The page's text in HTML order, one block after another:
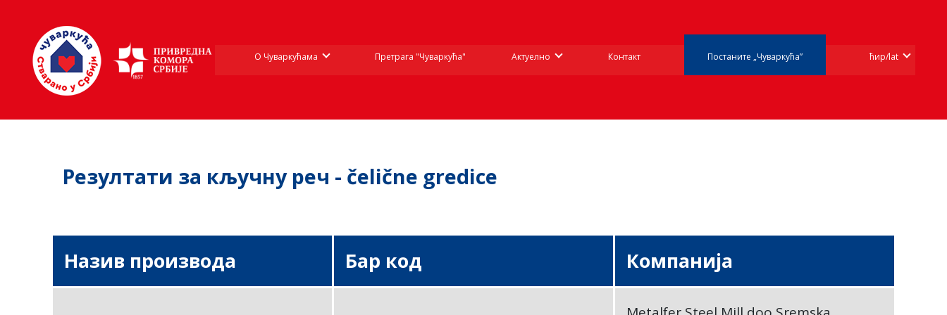
О Чуваркућама Претрага "Чуваркућа" Актуелно Контакт Постаните „Чуваркућа” ћир/lat
Резултати за кључну реч - čelične gredice
Назив производа Бар код Компанија